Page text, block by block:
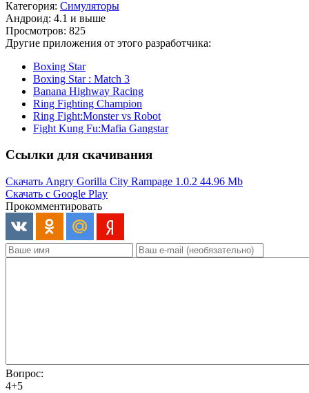
Категория: Симуляторы
Андроид: 4.1 и выше
Просмотров: 825
Другие приложения от этого разработчика:
Boxing Star
Boxing Star : Match 3
Banana Highway Racing
Ring Fighting Champion
Ring Fight:Monster vs Robot
Fight Kung Fu:Mafia Gangstar
Ссылки для скачивания
Скачать Angry Gorilla City Rampage 1.0.2 44.96 Mb
Скачать с Google Play
Прокомментировать
Вопрос:
4+5